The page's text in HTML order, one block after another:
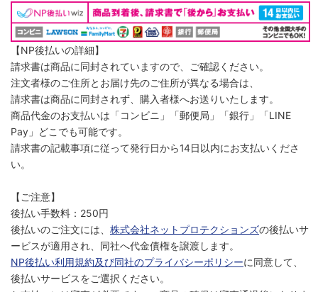
【NP後払いの詳細】
請求書は商品に同封されていますので、ご確認ください。
注文者様のご住所とお届け先のご住所が異なる場合は、
請求書は商品に同封されず、購入者様へお送りいたします。
商品代金のお支払いは「コンビニ」「郵便局」「銀行」「LINE
Pay」どこでも可能です。
請求書の記載事項に従って発行日から14日以内にお支払いくださ
い。
【ご注意】
後払い手数料：250円
後払いのご注文には、 株式会社ネットプロテクションズの後払いサ
ービスが適用され、同社へ代金債権を譲渡します。
NP後払い利用規約及び同社のプライバシーポリシーに同意して、
後払いサービスをご選択ください。